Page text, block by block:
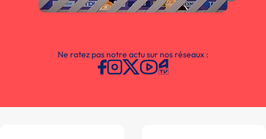
Ne ratez pas notre actu sur nos réseaux :